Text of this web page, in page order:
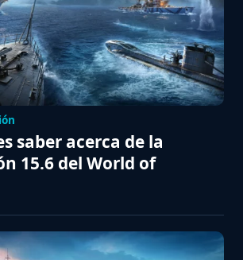
saber acerca de la
15.6 del World of